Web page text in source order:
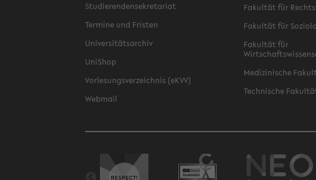
Studierendensekretariat
Termine und Fristen
Universitätsarchiv
UniShop
Vorlesungsverzeichnis (eKVV)
Webmail
Fakultät für
Fakultät für
Fakultät für
Medizinische
Technische